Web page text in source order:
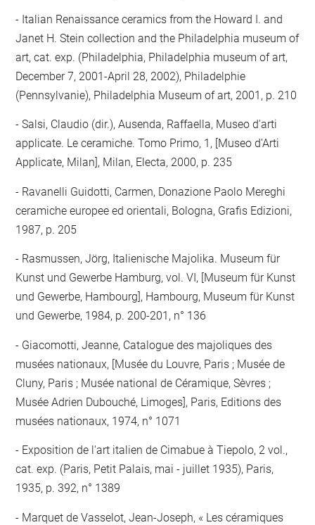
Italian Renaissance ceramics from the Howard I. and
Janet H. Stein collection and the Philadelphia museum of
art, cat. exp. (Philadelphia, Philadelphia museum of art,
December 7, 2001-April 28, 2002), Philadelphie
(Pennsylvanie), Philadelphia Museum of art, 2001, p. 210
Salsi, Claudio (dir.), Ausenda, Raffaella, Museo d'arti
applicate. Le ceramiche. Tomo Primo, 1, [Museo d'Arti
Applicate, Milan], Milan, Electa, 2000, p. 235
Ravanelli Guidotti, Carmen, Donazione Paolo Mereghi
ceramiche europee ed orientali, Bologna, Grafis Edizioni,
1987, p. 205
Rasmussen, Jörg, Italienische Majolika. Museum für
Kunst und Gewerbe Hamburg, vol. VI, [Museum für Kunst
und Gewerbe, Hambourg], Hambourg, Museum für Kunst
und Gewerbe, 1984, p. 200-201, n° 136
Giacomotti, Jeanne, Catalogue des majoliques des
musées nationaux, [Musée du Louvre, Paris ; Musée de
Cluny, Paris ; Musée national de Céramique, Sèvres ;
Musée Adrien Dubouché, Limoges], Paris, Editions des
musées nationaux, 1974, n° 1071
Exposition de l'art italien de Cimabue à Tiepolo, 2 vol.,
cat. exp. (Paris, Petit Palais, mai - juillet 1935), Paris,
1935, p. 392, n° 1389
Marquet de Vasselot, Jean-Joseph, « Les céramiques